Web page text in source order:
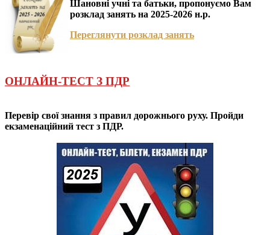
Шановні учні та батьки, пропонуємо Вам
розклад занять на 2025-2026 н.р.
Переглянути розклад занять
ОНЛАЙН-ТЕСТ З ПДР
Перевір свої знання з правил дорожнього руху. Пройди
екзаменаційний тест з ПДР.